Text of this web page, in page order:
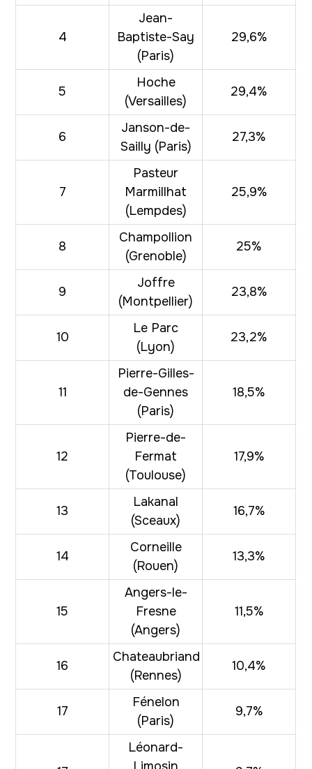
4
Jean-
Baptiste-Say
(Paris)
29,6%
5
Hoche
(Versailles)
29,4%
6
Janson-de-
Sailly (Paris)
27,3%
7
Pasteur
Marmillhat
(Lempdes)
25,9%
8
Champollion
(Grenoble)
25%
9
Joffre
(Montpellier)
23,8%
10
Le Parc
(Lyon)
23,2%
11
Pierre-Gilles-
de-Gennes
(Paris)
18,5%
12
Pierre-de-
Fermat
(Toulouse)
17,9%
13
Lakanal
(Sceaux)
16,7%
14
Corneille
(Rouen)
13,3%
15
Angers-le-
Fresne
(Angers)
11,5%
16
Chateaubriand
(Rennes)
10,4%
17
Fénelon
(Paris)
9,7%
Léonard-
Limosin